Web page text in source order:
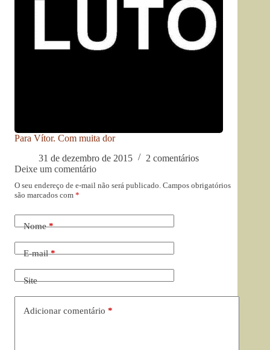
Para Vítor. Com muita dor
31 de dezembro de 2015
2 comentários
Deixe um comentário
O seu endereço de e-mail não será publicado. Campos obrigatórios
são marcados com *
Nome*
E-mail*
Site
Adicionar comentário *